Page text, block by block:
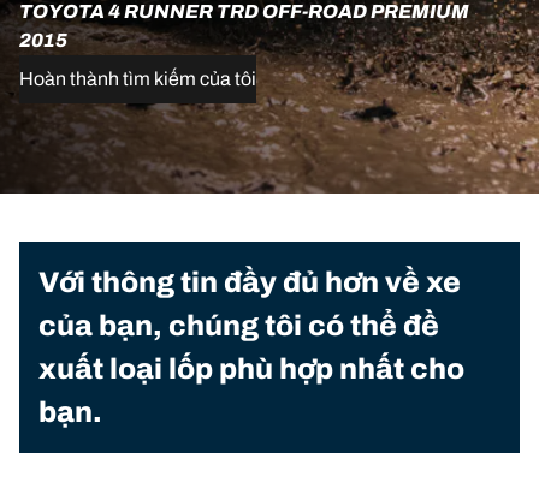
TOYOTA 4 RUNNER TRD OFF-ROAD PREMIUM
2015
Hoàn thành tìm kiếm của tôi
Với thông tin đầy đủ hơn về xe
của bạn, chúng tôi có thể đề
xuất loại lốp phù hợp nhất cho
bạn.